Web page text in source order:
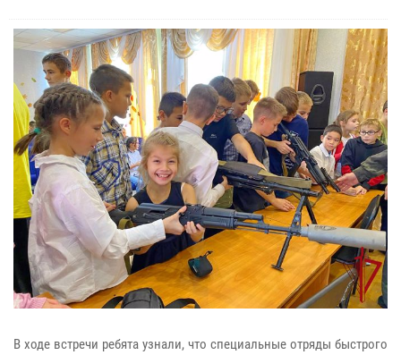
В ходе встречи ребята узнали, что специальные отряды быстрого